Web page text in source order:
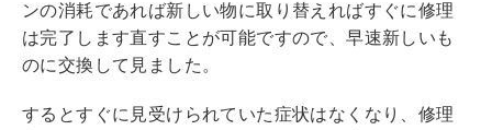
ンの消耗であれば新しい物に取り替えればすぐに修理
は完了します直すことが可能ですので、早速新しいも
のに交換して見ました。
するとすぐに見受けられていた症状はなくなり、修理